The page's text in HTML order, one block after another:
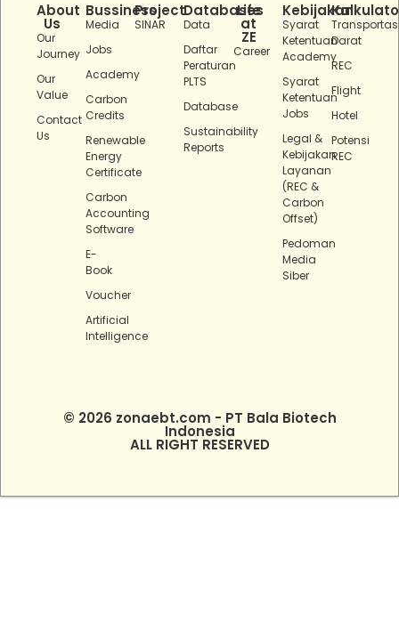
About
Us
Our
Journey
Our
Value
Contact
Us
Bussiness
Media
Jobs
Academy
Carbon
Credits
Renewable
Energy
Certificate
Carbon
Accounting
Software
E-
Book
Voucher
Artificial
Intelligence
Project
SINAR
Databases
Data
Daftar
Peraturan
PLTS
Database
Sustainability
Reports
Life
at
ZE
Career
Kebijakan
Syarat
Ketentuan
Academy
Syarat
Ketentuan
Jobs
Legal &
Kebijakan
Layanan
(REC &
Carbon
Offset)
Pedoman
Media
Siber
Darat
REC
Flight
Hotel
Potensi
REC
© 2026 zonaebt.com - PT Bala Biotech
Indonesia
ALL RIGHT RESERVED